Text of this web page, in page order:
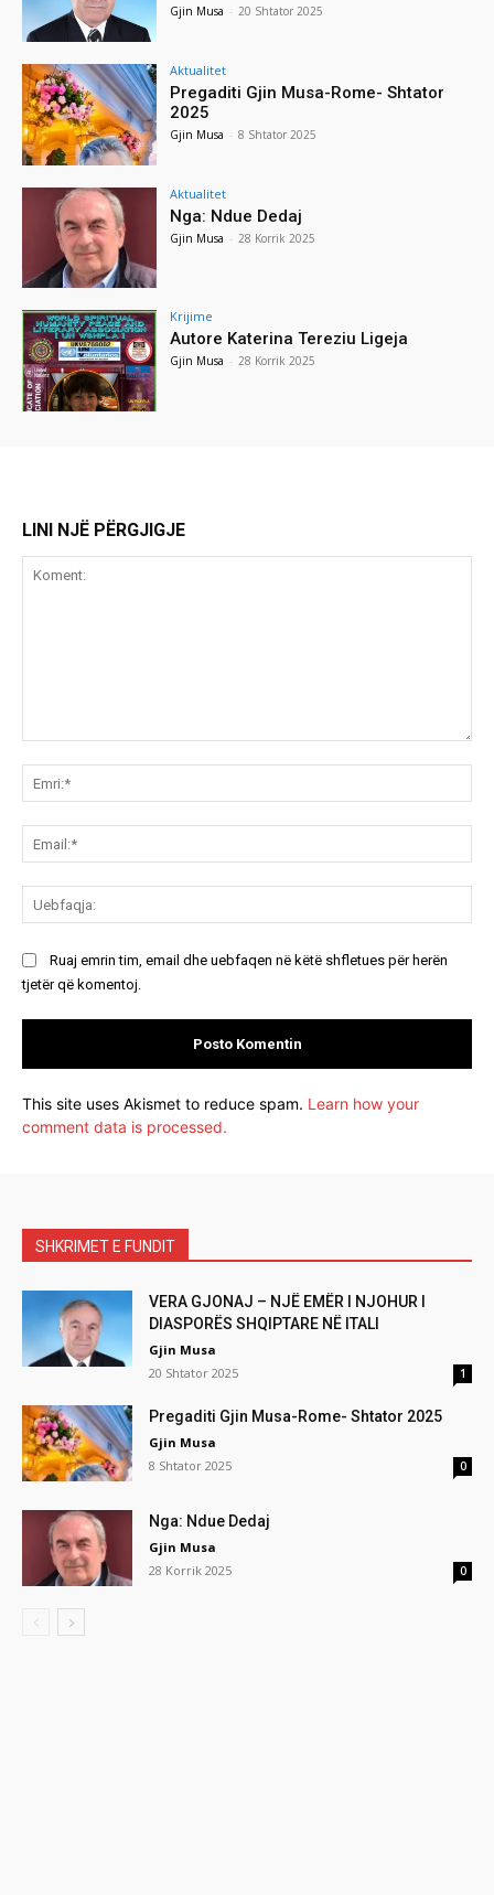
Gjin Musa - 20 Shtator 2025
Aktualitet
Pregaditi Gjin Musa-Rome- Shtator
2025
Gjin Musa - 8 Shtator 2025
Aktualitet
Nga: Ndue Dedaj
Gjin Musa - 28 Korrik 2025
Krijime
Autore Katerina Tereziu Ligeja
Gjin Musa - 28 Korrik 2025
LINI NJË PËRGJIGJE
Ruaj emrin tim, email dhe uebfaqen në këtë shfletues për herën
tjetër që komentoj.
This site uses Akismet to reduce spam. Learn how your
comment data is processed.
SHKRIMET E FUNDIT
VERA GJONAJ – NJË EMËR I NJOHUR I
DIASPORËS SHQIPTARE NË ITALI
Gjin Musa
20 Shtator 2025
1
Pregaditi Gjin Musa-Rome- Shtator 2025
Gjin Musa
8 Shtator 2025
0
Nga: Ndue Dedaj
Gjin Musa
28 Korrik 2025
0